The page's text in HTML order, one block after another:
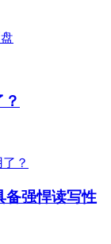
备强悍读写性